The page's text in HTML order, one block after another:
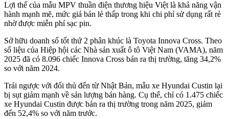
Lợi thế của mẫu MPV thuần điện thương hiệu Việt là khả năng vận
hành mạnh mẽ, mức giá bán lẻ thấp trong khi chi phí sử dụng rất rẻ
nhờ được miễn phí sạc pin.
Sở hữu doanh số tốt thứ 2 phân khúc là Toyota Innova Cross. Theo
số liệu của Hiệp hội các Nhà sản xuất ô tô Việt Nam (VAMA), năm
2025 đã có 8.096 chiếc Innova Cross bán ra thị trường, tăng 34,2%
so với năm 2024.
Trái ngược với đối thủ đến từ Nhật Bản, mẫu xe Hyundai Custin lại
bị sụt giảm mạnh về sản lượng bán hàng. Cụ thể, chỉ có 1.475 chiếc
xe Hyundai Custin được bán ra thị trường trong năm 2025, giảm
đến 52,4% so với năm trước.